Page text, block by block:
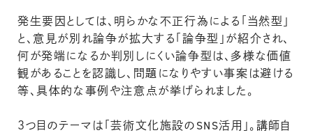
発生要因としては、明らかな不正行為による「当然型」
と、意見が別れ論争が拡大する「論争型」が紹介され、
何が発端になるか判別しにくい論争型は、多様な価値
観があることを認識し、問題になりやすい事案は避ける
等、具体的な事例や注意点が挙げられました。
３つ目のテーマは「芸術文化施設のSNS活用」。講師自